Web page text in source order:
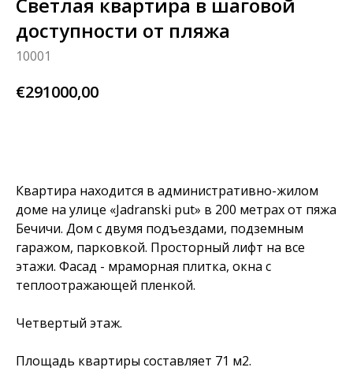
доступности от пляжа
10001
€291000,00
Квартира находится в административно-жилом
доме на улице «Jadranski put» в 200 метрах от пяжа
Бечичи. Дом с двумя подъездами, подземным
гаражом, парковкой. Просторный лифт на все
этажи. Фасад - мраморная плитка, окна с
теплоотражающей пленкой.
Четвертый этаж.
Площадь квартиры составляет 71 м2.